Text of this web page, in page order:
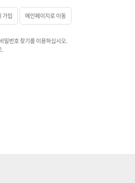
가입 메인페이지로 이동
밀번호 찾기를 이용하십시오.
.